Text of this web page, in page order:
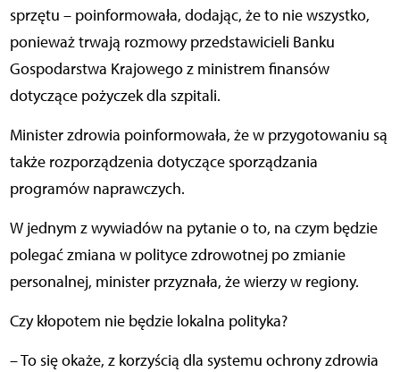
sprzętu – poinformowała, dodając, że to nie wszystko,
ponieważ trwają rozmowy przedstawicieli Banku
Gospodarstwa Krajowego z ministrem finansów
dotyczące pożyczek dla szpitali.
Minister zdrowia poinformowała, że w przygotowaniu są
także rozporządzenia dotyczące sporządzania
programów naprawczych.
W jednym z wywiadów na pytanie o to, na czym będzie
polegać zmiana w polityce zdrowotnej po zmianie
personalnej, minister przyznała, że wierzy w regiony.
Czy kłopotem nie będzie lokalna polityka?
– To się okaże, z korzyścią dla systemu ochrony zdrowia